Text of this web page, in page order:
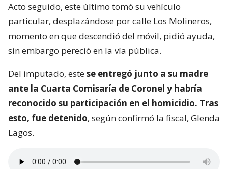
Acto seguido, este último tomó su vehículo
particular, desplazándose por calle Los Molineros,
momento en que descendió del móvil, pidió ayuda,
sin embargo pereció en la vía pública.
Del imputado, estese entregó junto a su madre
ante la Cuarta Comisaría de Coronel y habría
reconocido su participación en el homicidio. Tras
esto, fue detenido, según confirmó la fiscal, Glenda
Lagos.